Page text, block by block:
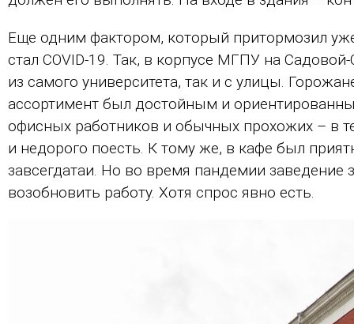
Еще одним фактором, который притормозил
стал COVID-19. Так, в корпусе МГПУ на
из самого университета, так и с улицы.
ассортимент был достойным и
офисных работников и обычных прохожих – в
и недорого поесть. К тому же, в кафе был
завсегдатаи. Но во время пандемии заведение
возобновить работу. Хотя спрос явно есть.